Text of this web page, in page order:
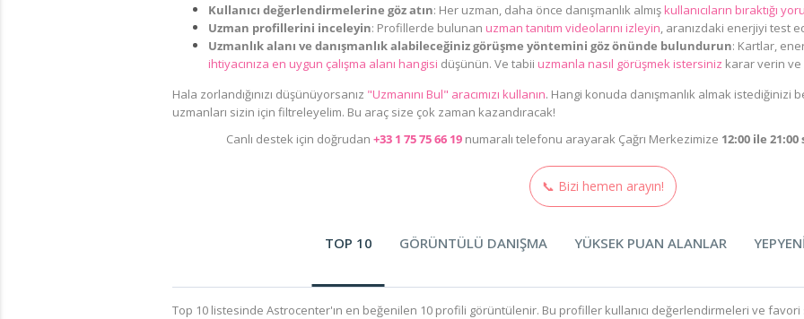
Kullanıcı değerlendirmelerine göz atın: Her uzman, daha önce danışmanlık almış kullanıcıların bıraktığı
Uzman profillerini inceleyin: Profillerde bulunan uzman tanıtım videolarını izleyin, aranızdaki enerjiyi test
Uzmanlık alanı ve danışmanlık alabileceğiniz görüşme yöntemini göz önünde bulundurun: Kartlar,
ihtiyacınıza en uygun çalışma alanı hangisi düşünün. Ve tabii uzmanla nasıl görüşmek istersiniz karar verin
Hala zorlandığınızı düşünüyorsanız "Uzmanını Bul" aracımızı kullanın. Hangi konuda danışmanlık almak istediğinizi
uzmanları sizin için filtreleyelim. Bu araç size çok zaman kazandıracak!
Canlı destek için doğrudan +33 1 75 75 66 19 numaralı telefonu arayarak Çağrı Merkezimize 12:00 ile 21:00
📞 Bizi hemen arayın!
TOP 10 GÖRÜNTÜLÜ DANIŞMA YÜKSEK PUAN ALANLAR
Top 10 listesinde Astrocenter'ın en beğenilen 10 profili görüntülenir. Bu profiller kullanıcı değerlendirmeleri ve